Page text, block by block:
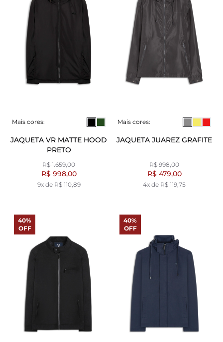
Mais cores:
JAQUETA VR MATTE HOOD
PRETO
R$ 1.659,00
R$ 998,00
9x de R$ 110,89
Mais cores:
JAQUETA JUAREZ GRAFITE
R$ 998,00
R$ 479,00
4x de R$ 119,75
40%
OFF
40%
OFF